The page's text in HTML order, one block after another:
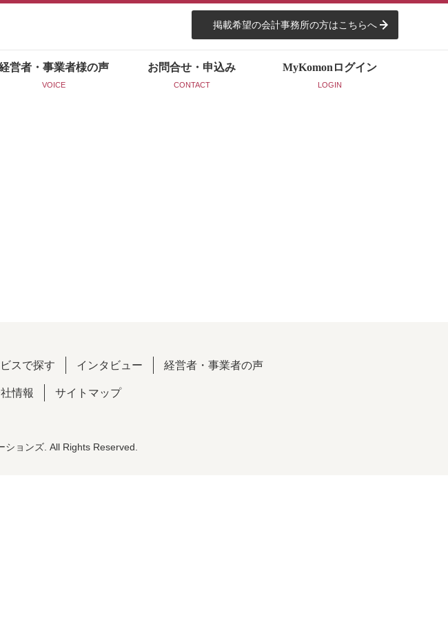
掲載希望の会計事務所の方はこちらへ
営者・事業者様の声
VOICE
お問合せ・申込み
CONTACT
MyKomon ログイン
LOGIN
スで探す インタビュー 経営者・事業者の声
情報 サイトマップ
ョンズ. All Rights Reserved.